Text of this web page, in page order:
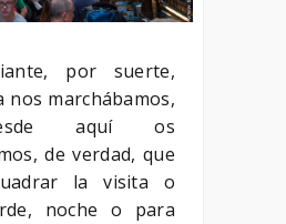
por suerte,
nos marchábamos,
aquí os
de verdad, que
la visita o
noche o para